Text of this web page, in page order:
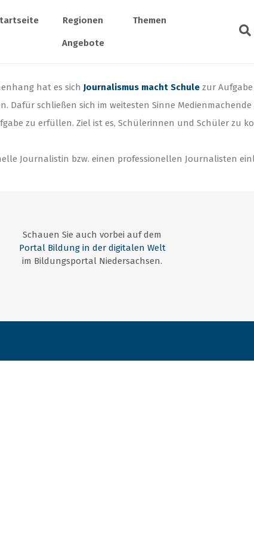
Regionen Themen
Angebote
hat es sich Journalismus macht Schule zur
schließen sich im weitesten Sinne
zu erfüllen. Ziel ist es, Schülerinnen und Schüler zu
Journalistin bzw. einen professionellen Journalisten
Schauen Sie auch vorbei auf dem
Portal Bildung in der digitalen Welt
im Bildungsportal Niedersachsen.